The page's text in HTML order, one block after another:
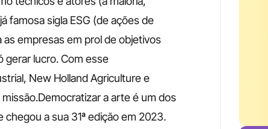
famosa sigla ESG (de ações de
empresas em prol de objetivos
gerar lucro. Com esse
New Holland Agriculture e
a arte é um dos
a sua 31ª edição em 2023.